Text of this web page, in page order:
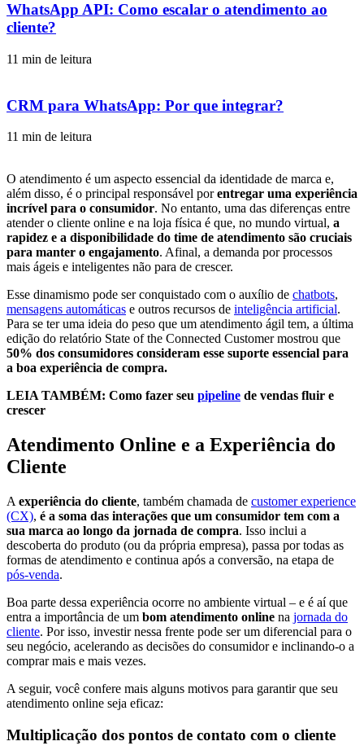
WhatsApp API: Como escalar o atendimento ao
cliente?
11 min de leitura
CRM para WhatsApp: Por que integrar?
11 min de leitura
O atendimento é um aspecto essencial da identidade de marca e,
além disso, é o principal responsável porentregar uma experiência
incrível para o consumidor. No entanto, uma das diferenças entre
atender o cliente online e na loja física é que, no mundo virtual, a
rapidez e a disponibilidade do time de atendimento são cruciais
para manter o engajamento. Afinal, a demanda por processos
mais ágeis e inteligentes não para de crescer.
Esse dinamismo pode ser conquistado com o auxílio de chatbots,
mensagens automáticas e outros recursos de inteligência artificial.
Para se ter uma ideia do peso que um atendimento ágil tem, a última
edição do relatório State of the Connected Customer mostrou que
50% dos consumidores consideram esse suporte essencial para
a boa experiência de compra.
LEIA TAMBÉM: Como fazer seu pipeline de vendas fluir e
crescer
Atendimento Online e a Experiência do
Cliente
A experiência do cliente, também chamada de customer experience
(CX), é a soma das interações que um consumidor tem com a
sua marca ao longo da jornada de compra. Isso inclui a
descoberta do produto (ou da própria empresa), passa por todas as
formas de atendimento e continua após a conversão, na etapa de
pós-venda.
Boa parte dessa experiência ocorre no ambiente virtual – e é aí que
entra a importância de um bom atendimento online na jornada do
cliente. Por isso, investir nessa frente pode ser um diferencial para o
seu negócio, acelerando as decisões do consumidor e inclinando-o a
comprar mais e mais vezes.
A seguir, você confere mais alguns motivos para garantir que seu
atendimento online seja eficaz:
Multiplicação dos pontos de contato com o cliente